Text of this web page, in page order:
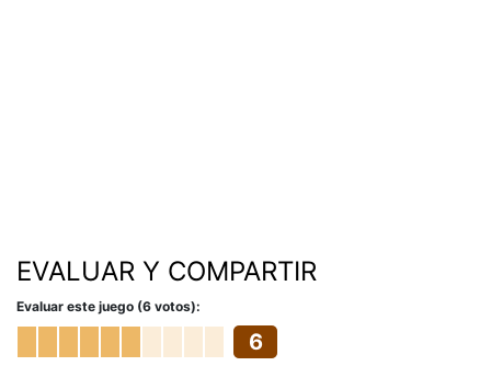
EVALUAR Y COMPARTIR
Evaluar este juego (6 votos):
6